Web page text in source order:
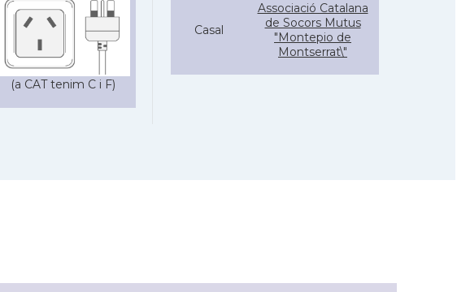
(a CAT tenim C i F)
Casal
Associació Catalana
de Socors Mutus
"Montepio de
Montserrat\"
Casal de Catalunya